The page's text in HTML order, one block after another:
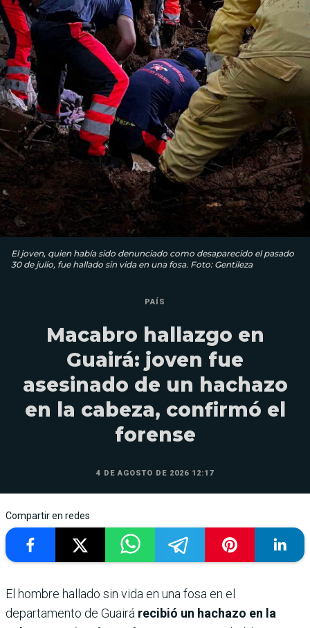
El joven, quien había sido denunciado como desaparecido el pasado
30 de julio, fue hallado sin vida en una fosa. Foto: Gentileza
PAÍS
Macabro hallazgo en
Guairá: joven fue
asesinado de un hachazo
en la cabeza, confirmó el
forense
4 DE AGOSTO DE 2026 12:17
Compartir en redes
El hombre hallado sin vida en una fosa en el
departamento de Guairá recibió un hachazo en la